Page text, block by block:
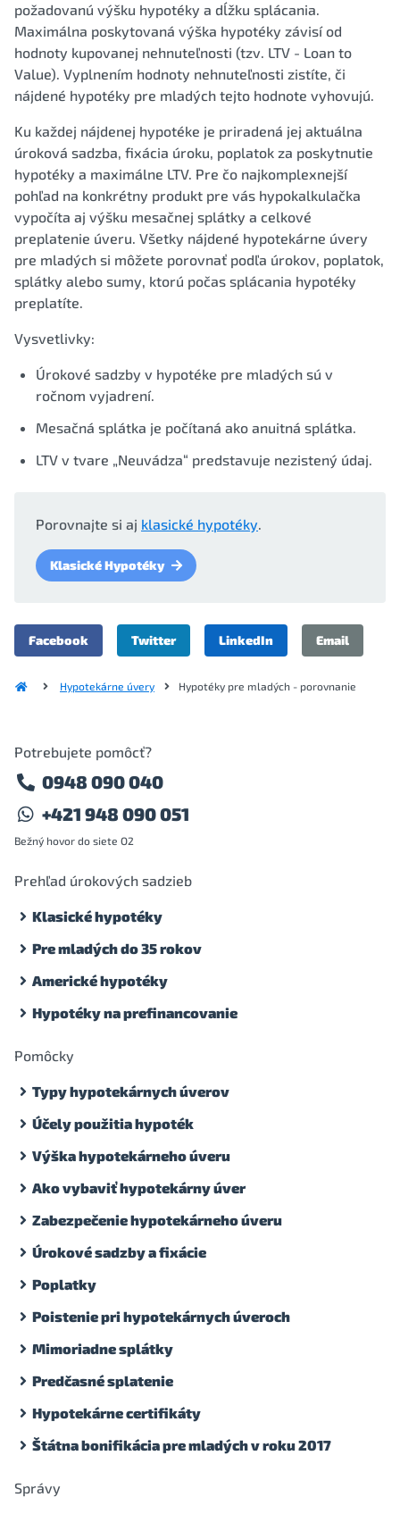
požadovanú výšku hypotéky a dĺžku splácania.
Maximálna poskytovaná výška hypotéky závisí od
hodnoty kupovanej nehnuteľnosti (tzv. LTV - Loan to
Value). Vyplnením hodnoty nehnuteľnosti zistíte, či
nájdené hypotéky pre mladých tejto hodnote vyhovujú.
Ku každej nájdenej hypotéke je priradená jej aktuálna
úroková sadzba, fixácia úroku, poplatok za poskytnutie
hypotéky a maximálne LTV. Pre čo najkomplexnejší
pohľad na konkrétny produkt pre vás hypokalkulačka
vypočíta aj výšku mesačnej splátky a celkové
preplatenie úveru. Všetky nájdené hypotekárne úvery
pre mladých si môžete porovnať podľa úrokov, poplatok,
splátky alebo sumy, ktorú počas splácania hypotéky
preplatíte.
Vysvetlivky:
Úrokové sadzby v hypotéke pre mladých sú v
ročnom vyjadrení.
Mesačná splátka je počítaná ako anuitná splátka.
LTV v tvare „Neuvádza“ predstavuje nezistený údaj.
Porovnajte si aj klasické hypotéky.
Klasické Hypotéky
Facebook Twitter LinkedIn Email
Hypotekárne úvery Hypotéky pre mladých - porovnanie
Potrebujete pomôcť?
0948 090 040
+421 948 090 051
Bežný hovor do siete O2
Prehľad úrokových sadzieb
Klasické hypotéky
Pre mladých do 35 rokov
Americké hypotéky
Hypotéky na prefinancovanie
Pomôcky
Typy hypotekárnych úverov
Účely použitia hypoték
Výška hypotekárneho úveru
Ako vybaviť hypotekárny úver
Zabezpečenie hypotekárneho úveru
Úrokové sadzby a fixácie
Poplatky
Poistenie pri hypotekárnych úveroch
Mimoriadne splátky
Predčasné splatenie
Hypotekárne certifikáty
Štátna bonifikácia pre mladých v roku 2017
Správy